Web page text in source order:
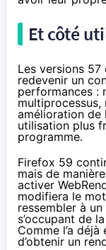
Et côté
Les versions
redevenir un
performances :
multiprocessus,
amélioration de
utilisation plus
programme.
Firefox 59
mais de
activer
modifiera le
ressembler à
s’occupant de
Comme l’a
d’obtenir un